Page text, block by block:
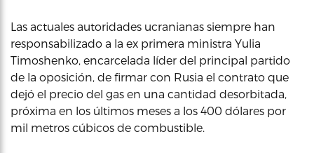
Las actuales autoridades ucranianas siempre han
responsabilizado a la ex primera ministra Yulia
Timoshenko, encarcelada líder del principal partido
de la oposición, de firmar con Rusia el contrato que
dejó el precio del gas en una cantidad desorbitada,
próxima en los últimos meses a los 400 dólares por
mil metros cúbicos de combustible.